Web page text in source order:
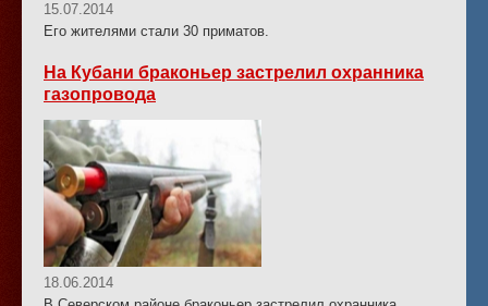
15.07.2014
Его жителями стали 30 приматов.
На Кубани браконьер застрелил охранника
газопровода
18.06.2014